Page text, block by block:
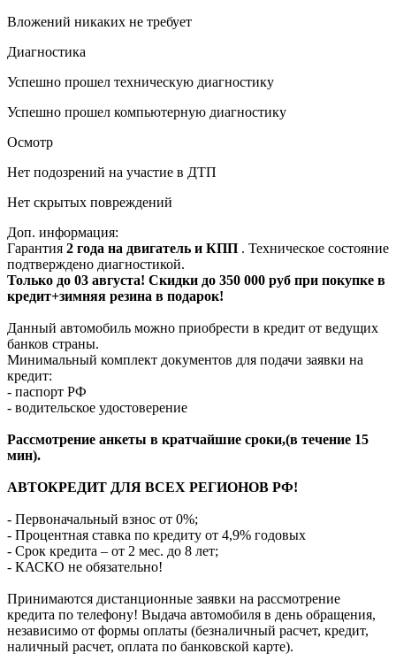
Вложений никаких не требует
Диагностика
Успешно прошел техническую диагностику
Успешно прошел компьютерную диагностику
Осмотр
Нет подозрений на участие в ДТП
Нет скрытых повреждений
Доп. информация:
Гарантия 2 года на двигатель и КПП . Техническое состояние
подтверждено диагностикой.
Только до 03 августа! Скидки до 350 000 руб при покупке в
кредит+зимняя резина в подарок!
Данный автомобиль можно приобрести в кредит от ведущих
банков страны.
Минимальный комплект документов для подачи заявки на
кредит:
- паспорт РФ
- водительское удостоверение
Рассмотрение анкеты в кратчайшие сроки,(в течение 15
мин).
АВТОКРЕДИТ ДЛЯ ВСЕХ РЕГИОНОВ РФ!
- Первоначальный взнос от 0%;
- Процентная ставка по кредиту от 4,9% годовых
- Срок кредита – от 2 мес. до 8 лет;
- КАСКО не обязательно!
Принимаются дистанционные заявки на рассмотрение
кредита по телефону! Выдача автомобиля в день обращения,
независимо от формы оплаты (безналичный расчет, кредит,
наличный расчет, оплата по банковской карте).